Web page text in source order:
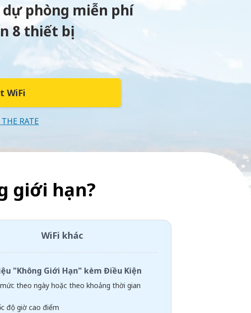
dự phòng miễn phí
8 thiết bị
WiFi
RATE
giới hạn?
WiFi khác
"Không Giới Hạn" kèm Điều Kiện
theo ngày hoặc theo khoảng thời gian
độ giờ cao điểm